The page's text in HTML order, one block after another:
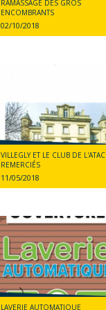
RAMASSAGE DES GROS
ENCOMBRANTS
02/10/2018
VILLEGLY ET LE CLUB DE L'ATAC
REMERCIÉS
11/05/2018
LAVERIE AUTOMATIQUE